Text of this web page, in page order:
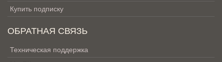
Купить подписку
ОБРАТНАЯ СВЯЗЬ
Техническая поддержка